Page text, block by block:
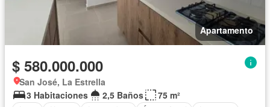
Apartamento
$ 580.000.000
San José, La Estrella
3 Habitaciones
2,5 Baños
75 m²